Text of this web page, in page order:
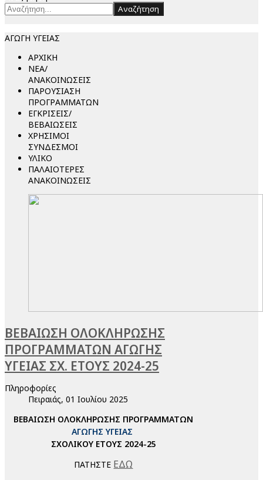
Αναζήτηση
ΑΓΩΓΗ ΥΓΕΙΑΣ
ΑΡΧΙΚΗ
ΝΕΑ/
ΑΝΑΚΟΙΝΩΣΕΙΣ
ΠΑΡΟΥΣΙΑΣΗ
ΠΡΟΓΡΑΜΜΑΤΩΝ
ΕΓΚΡΙΣΕΙΣ/
ΒΕΒΑΙΩΣΕΙΣ
ΧΡΗΣΙΜΟΙ
ΣΥΝΔΕΣΜΟΙ
ΥΛΙΚΟ
ΠΑΛΑΙΟΤΕΡΕΣ
ΑΝΑΚΟΙΝΩΣΕΙΣ
ΒΕΒΑΙΩΣΗ ΟΛΟΚΛΗΡΩΣΗΣ
ΠΡΟΓΡΑΜΜΑΤΩΝ ΑΓΩΓΗΣ
ΥΓΕΙΑΣ ΣΧ. ΕΤΟΥΣ 2024-25
Πληροφορίες
Πειραιάς, 01 Ιουλίου 2025
ΒΕΒΑΙΩΣΗ ΟΛΟΚΛΗΡΩΣΗΣ ΠΡΟΓΡΑΜΜΑΤΩΝ
ΑΓΩΓΗΣ ΥΓΕΙΑΣ
ΣΧΟΛΙΚΟΥ ΕΤΟΥΣ 2024-25
ΠΑΤΗΣΤΕ ΕΔΩ